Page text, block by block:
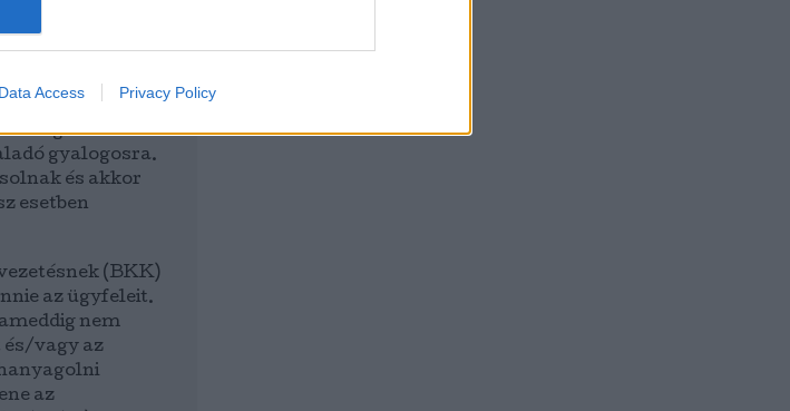
Data Access Privacy Policy
azt, hogy az
az egyajtózás
forgalmi
gyalogosra.
és akkor
esetben
(BKK)
az ügyfeleit.
nem
és/vagy az
az